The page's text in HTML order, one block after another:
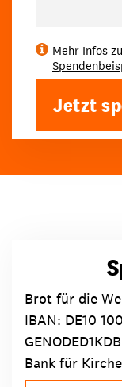
Mehr Infos
Jetzt
Brot für die
IBAN: DE10
GENODED1KDB
Bank für